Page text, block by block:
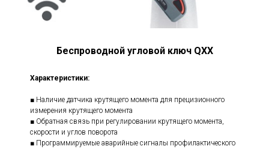
Беспроводной угловой ключ QXX
Характеристики:
■ Наличие датчика крутящего момента для прецизионного
измерения крутящего момента
■ Обратная связь при регулировании крутящего момента,
скорости и углов поворота
■ Программируемые аварийные сигналы профилактического